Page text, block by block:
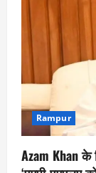
Rampur
Azam Khan